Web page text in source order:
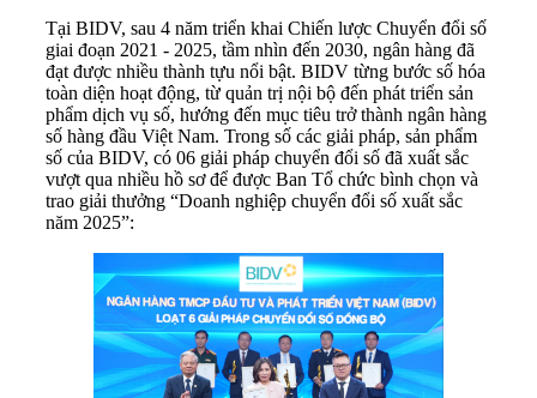
Tại BIDV, sau 4 năm triển khai Chiến lược Chuyển đổi số
giai đoạn 2021 - 2025, tầm nhìn đến 2030, ngân hàng đã
đạt được nhiều thành tựu nổi bật. BIDV từng bước số hóa
toàn diện hoạt động, từ quản trị nội bộ đến phát triển sản
phẩm dịch vụ số, hướng đến mục tiêu trở thành ngân hàng
số hàng đầu Việt Nam. Trong số các giải pháp, sản phẩm
số của BIDV, có 06 giải pháp chuyển đổi số đã xuất sắc
vượt qua nhiều hồ sơ để được Ban Tổ chức bình chọn và
trao giải thưởng “Doanh nghiệp chuyển đổi số xuất sắc
năm 2025”: